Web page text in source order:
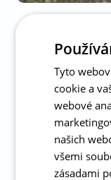
Výhody
Jsme
pojišťoven na
pojišťovna,
pojišťovna,
poškození na
Dongfeng,
Tyto
cookie a
webové
našich
všemi
zásadami